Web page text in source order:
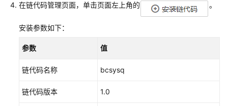
服
等
协
（SLA）
白
在链代码管理页面，单击页面左上角的 。
安装参数如下：
参数 值
链代码名称 bcsysq
链代码版本 1.0